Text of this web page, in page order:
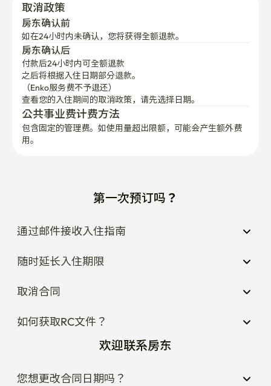
取消政策
房东确认前
如在24小时内未确认，您将获得全额退款。
房东确认后
付款后24小时内可全额退款
之后将根据入住日期部分退款。
（Enko服务费不予退还）
查看您的入住期间的取消政策，请先选择日期。
公共事业费计费方法
包含固定的管理费。如使用量超出限额，可能会产生额外费
用。
第一次预订吗？
通过邮件接收入住指南
随时延长入住期限
取消合同
如何获取RC文件？
欢迎联系房东
您想更改合同日期吗？